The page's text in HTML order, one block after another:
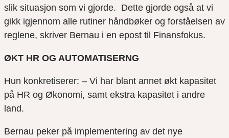
slik situasjon som vi gjorde. Dette gjorde også at vi
gikk igjennom alle rutiner håndbøker og forståelsen av
reglene, skriver Bernau i en epost til Finansfokus.
ØKT HR OG AUTOMATISERNG
Hun konkretiserer: – Vi har blant annet økt kapasitet
på HR og Økonomi, samt ekstra kapasitet i andre
land.
Bernau peker på implementering av det nye